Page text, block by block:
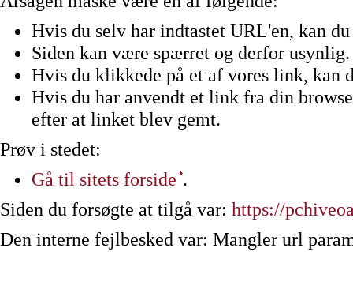
Hvis du selv har indtastet URL'en, kan
Siden kan være spærret og derfor usynlig.
Hvis du klikkede på et af vores link, kan
Hvis du har anvendt et link fra din
efter at linket blev gemt.
Prøv i stedet:
Gå til sitets forside .
Siden du forsøgte at tilgå var: https://
Den interne fejlbesked var: Mangler url